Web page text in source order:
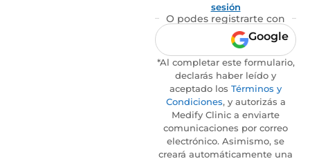
sesión
O podes registrarte con
Google
*Al completar este formulario,
declarás haber leído y
aceptado los Términos y
Condiciones, y autorizás a
Medify Clinic a enviarte
comunicaciones por correo
electrónico. Asimismo, se
creará automáticamente una